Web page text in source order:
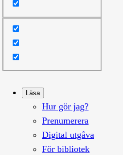
Läsa
Hur gör jag?
Prenumerera
Digital utgåva
För bibliotek